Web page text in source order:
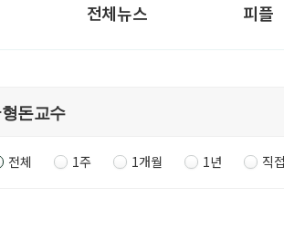
전체뉴스 피플
전체 1주 1개월 1년 직